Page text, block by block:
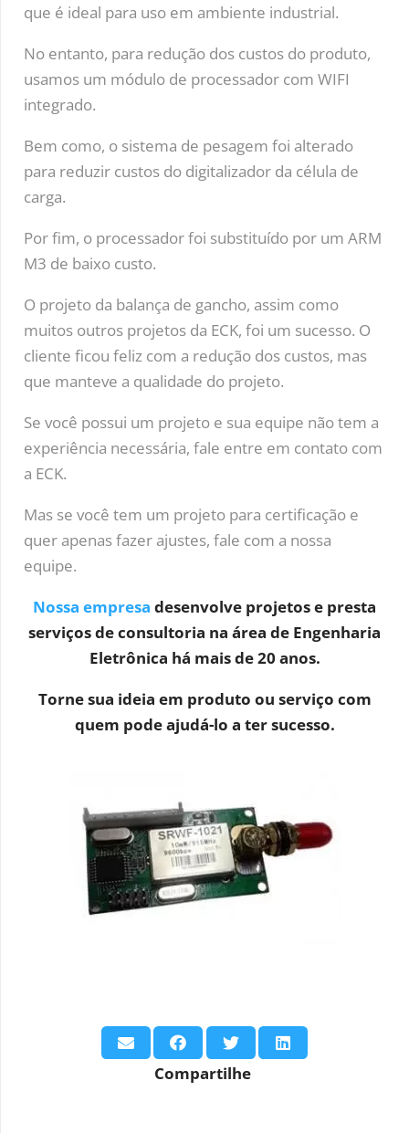
que é ideal para uso em ambiente industrial.
No entanto, para redução dos custos do produto,
usamos um módulo de processador com WIFI
integrado.
Bem como, o sistema de pesagem foi alterado
para reduzir custos do digitalizador da célula de
carga.
Por fim, o processador foi substituído por um ARM
M3 de baixo custo.
O projeto da balança de gancho, assim como
muitos outros projetos da ECK, foi um sucesso. O
cliente ficou feliz com a redução dos custos, mas
que manteve a qualidade do projeto.
Se você possui um projeto e sua equipe não tem a
experiência necessária, fale entre em contato com
a ECK.
Mas se você tem um projeto para certificação e
quer apenas fazer ajustes, fale com a nossa
equipe.
Nossa empresa desenvolve projetos e presta
serviços de consultoria na área de Engenharia
Eletrônica há mais de 20 anos.
Torne sua ideia em produto ou serviço com
quem pode ajudá-lo a ter sucesso.
Compartilhe